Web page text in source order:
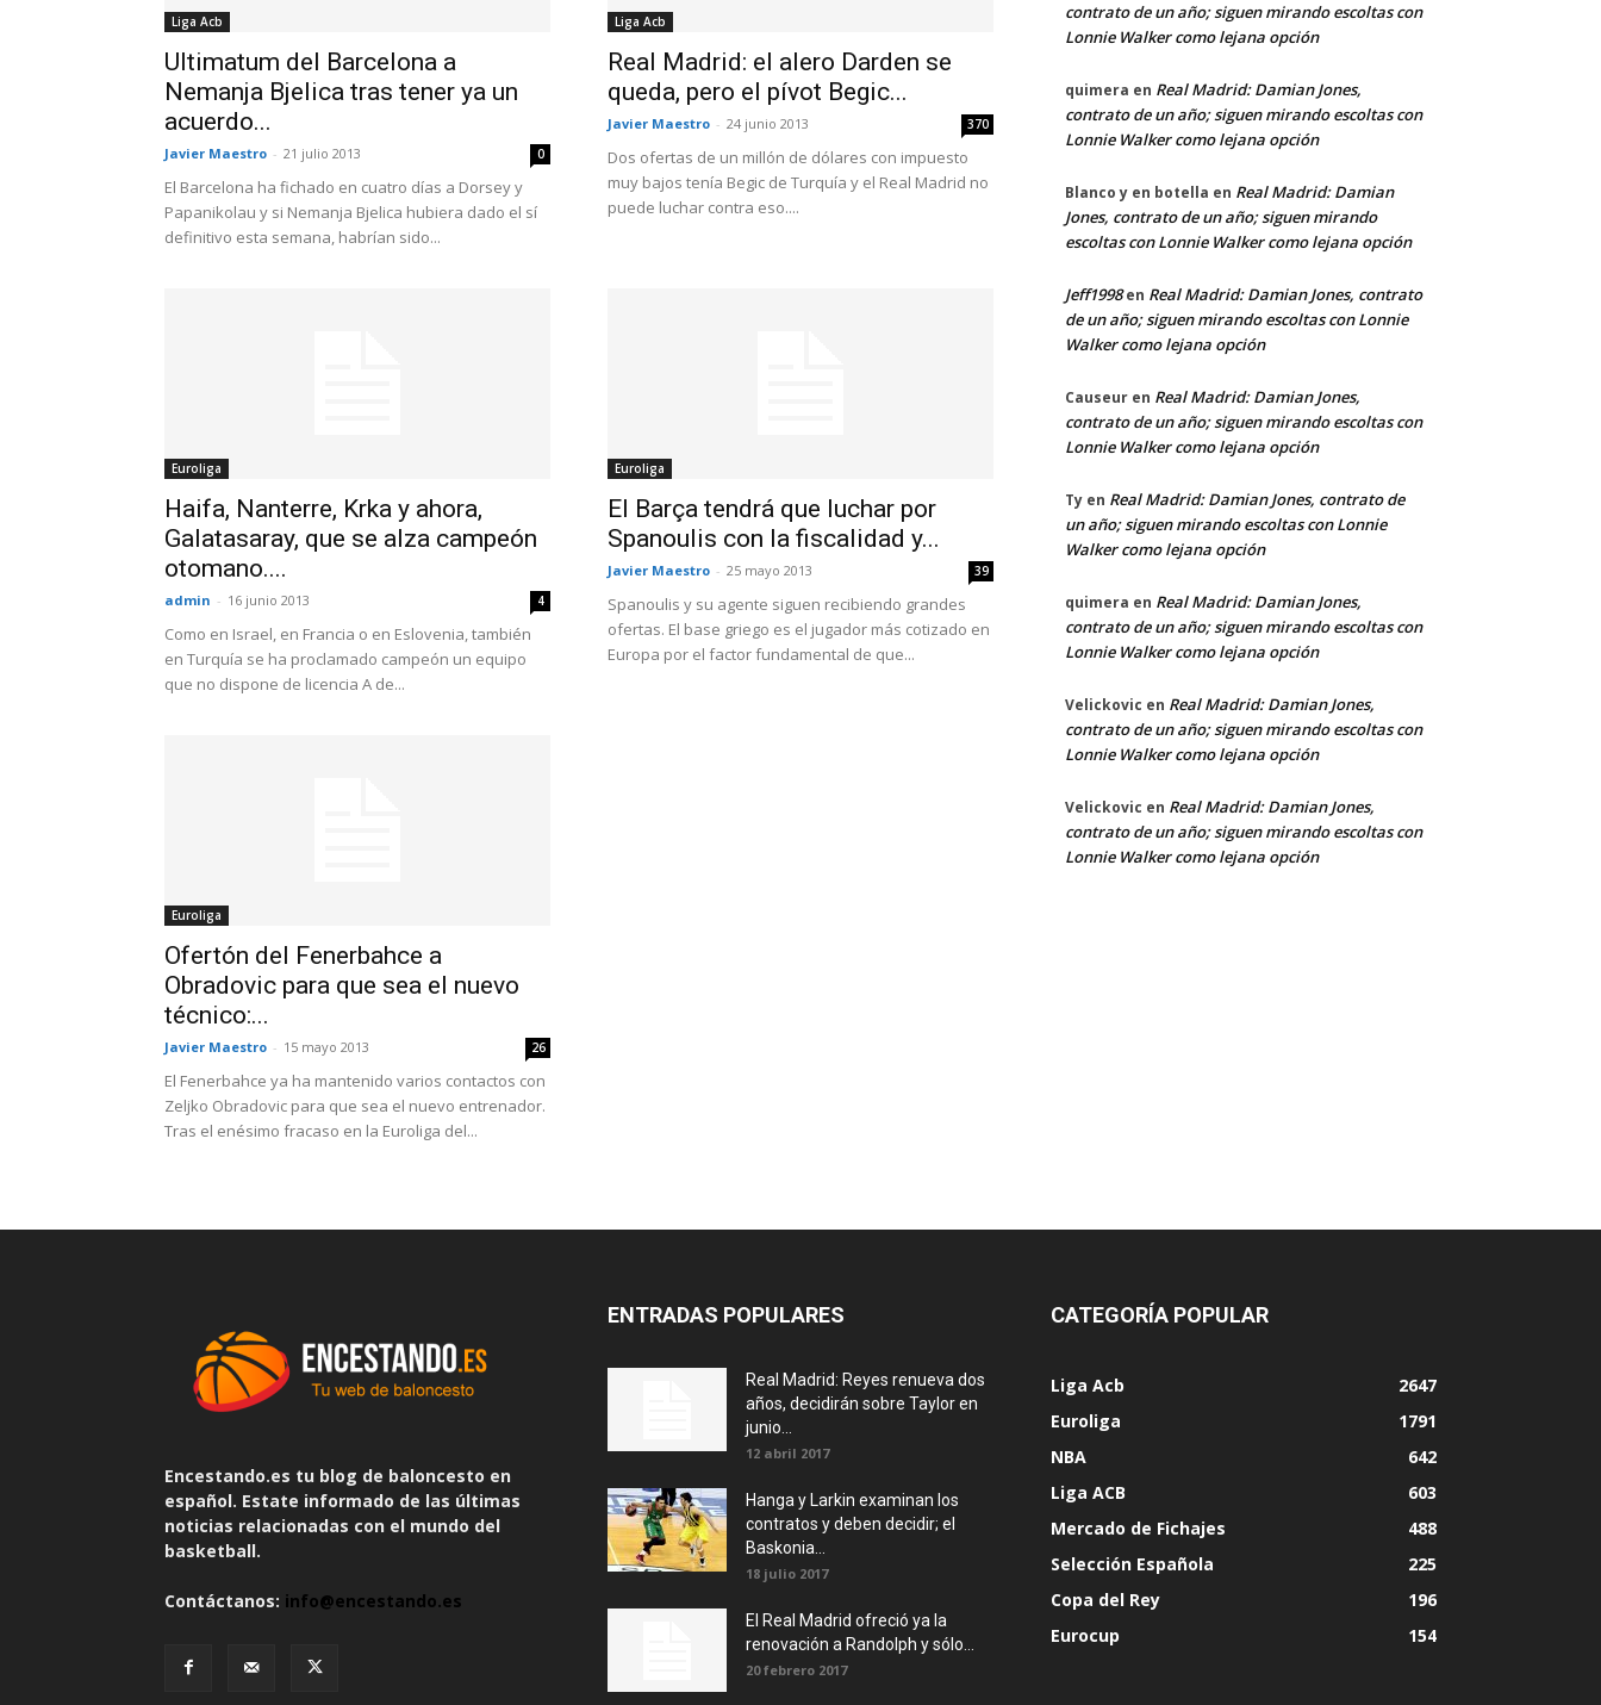
Liga Acb
Ultimatum del Barcelona a
Nemanja Bjelica tras tener ya un
acuerdo...
Javier Maestro - 21 julio 2013 0
El Barcelona ha fichado en cuatro días a Dorsey y
Papanikolau y si Nemanja Bjelica hubiera dado el sí
definitivo esta semana, habrían sido...
Liga Acb
Real Madrid: el alero Darden se
queda, pero el pívot Begic...
Javier Maestro - 24 junio 2013 370
Dos ofertas de un millón de dólares con impuesto
muy bajos tenía Begic de Turquía y el Real Madrid no
puede luchar contra eso....
Euroliga
Haifa, Nanterre, Krka y ahora,
Galatasaray, que se alza campeón
otomano....
admin - 16 junio 2013 4
Como en Israel, en Francia o en Eslovenia, también
en Turquía se ha proclamado campeón un equipo
que no dispone de licencia A de...
Euroliga
El Barça tendrá que luchar por
Spanoulis con la fiscalidad y...
Javier Maestro - 25 mayo 2013 39
Spanoulis y su agente siguen recibiendo grandes
ofertas. El base griego es el jugador más cotizado en
Europa por el factor fundamental de que...
Euroliga
Ofertón del Fenerbahce a
Obradovic para que sea el nuevo
técnico:...
Javier Maestro - 15 mayo 2013 26
El Fenerbahce ya ha mantenido varios contactos con
Zeljko Obradovic para que sea el nuevo entrenador.
Tras el enésimo fracaso en la Euroliga del...
contrato de un año; siguen mirando escoltas con
Lonnie Walker como lejana opción
quimera en Real Madrid: Damian Jones,
contrato de un año; siguen mirando escoltas con
Lonnie Walker como lejana opción
Blanco y en botella en Real Madrid: Damian
Jones, contrato de un año; siguen mirando
escoltas con Lonnie Walker como lejana opción
Jeff1998en Real Madrid: Damian Jones, contrato
de un año; siguen mirando escoltas con Lonnie
Walker como lejana opción
Causeur en Real Madrid: Damian Jones,
contrato de un año; siguen mirando escoltas con
Lonnie Walker como lejana opción
Ty en Real Madrid: Damian Jones, contrato de
un año; siguen mirando escoltas con Lonnie
Walker como lejana opción
quimera en Real Madrid: Damian Jones,
contrato de un año; siguen mirando escoltas con
Lonnie Walker como lejana opción
Velickovic en Real Madrid: Damian Jones,
contrato de un año; siguen mirando escoltas con
Lonnie Walker como lejana opción
Velickovic en Real Madrid: Damian Jones,
contrato de un año; siguen mirando escoltas con
Lonnie Walker como lejana opción
Encestando.es tu blog de baloncesto en
español. Estate informado de las últimas
noticias relacionadas con el mundo del
basketball.
Contáctanos: info@encestando.es
ENTRADAS POPULARES
Real Madrid: Reyes renueva dos
años, decidirán sobre Taylor en
junio...
12 abril 2017
Hanga y Larkin examinan los
contratos y deben decidir; el
Baskonia...
18 julio 2017
El Real Madrid ofreció ya la
renovación a Randolph y sólo...
20 febrero 2017
CATEGORÍA POPULAR
Liga Acb
2647
Euroliga
1791
NBA
642
Liga ACB
603
Mercado de Fichajes
488
Selección Española
225
Copa del Rey
196
Eurocup
154